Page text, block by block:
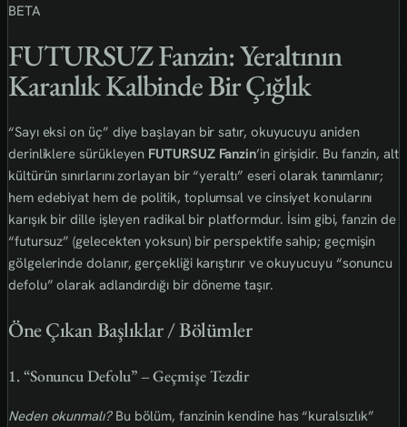
BETA
FUTURSUZ Fanzin: Yeraltının
Karanlık Kalbinde Bir Çığlık
“Sayı eksi on üç” diye başlayan bir satır, okuyucuyu aniden
derinliklere sürükleyen FUTURSUZ Fanzin’in girişidir. Bu fanzin, alt
kültürün sınırlarını zorlayan bir “yeraltı” eseri olarak tanımlanır;
hem edebiyat hem de politik, toplumsal ve cinsiyet konularını
karışık bir dille işleyen radikal bir platformdur. İsim gibi, fanzin de
“futursuz” (gelecekten yoksun) bir perspektife sahip; geçmişin
gölgelerinde dolanır, gerçekliği karıştırır ve okuyucuyu “sonuncu
defolu” olarak adlandırdığı bir döneme taşır.
Öne Çıkan Başlıklar / Bölümler
1. “Sonuncu Defolu” – Geçmişe Tezdir
Neden okunmalı?Bu bölüm, fanzinin kendine has “kuralsızlık”